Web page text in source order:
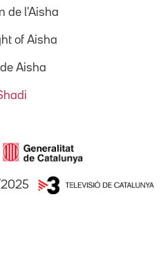
de l'Aisha
of Aisha
Aisha